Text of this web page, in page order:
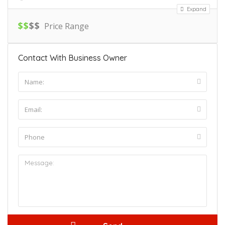
Expand
$$$$ Price Range
Contact With Business Owner